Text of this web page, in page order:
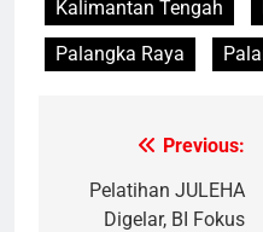
Kalimantan Tengah
Palangka Raya
navigation
Previous:
Pelatihan JULEHA
Digelar, BI Fokus